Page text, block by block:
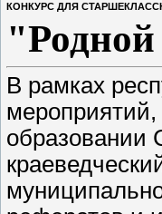
КОНКУРС ДЛЯ
В рамках
образовании